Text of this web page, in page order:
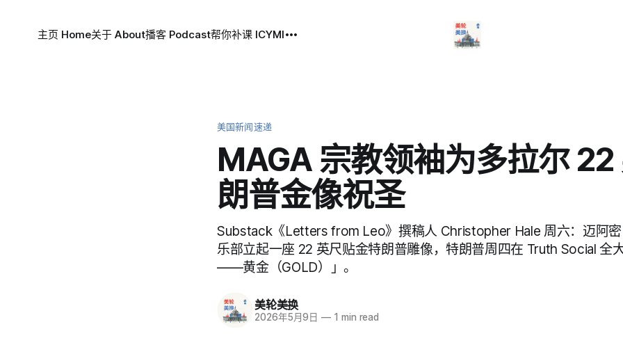
主页 Home关于 About播客 Podcast帮你补课 ICYMI
美国新闻速递
MAGA 宗教领袖为多拉尔 22
朗普金像祝圣
Substack《Letters from Leo》撰稿人 Christopher Hale 周六：迈阿
乐部立起一座 22 英尺贴金特朗普雕像，特朗普周四在 Truth Social 全
——黄金（GOLD）」。
美轮美换
2026年5月9日 — 1 min read